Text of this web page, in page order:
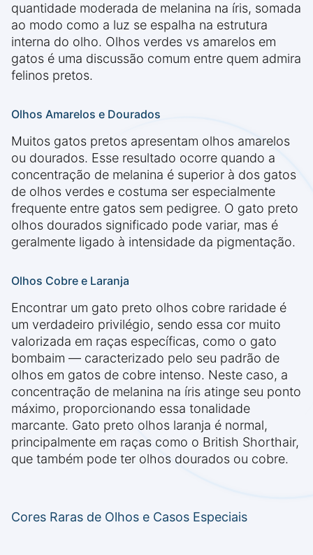
quantidade moderada de melanina na íris, somada
ao modo como a luz se espalha na estrutura
interna do olho. Olhos verdes vs amarelos em
gatos é uma discussão comum entre quem admira
felinos pretos.
Olhos Amarelos e Dourados
Muitos gatos pretos apresentam olhos amarelos
ou dourados. Esse resultado ocorre quando a
concentração de melanina é superior à dos gatos
de olhos verdes e costuma ser especialmente
frequente entre gatos sem pedigree. O gato preto
olhos dourados significado pode variar, mas é
geralmente ligado à intensidade da pigmentação.
Olhos Cobre e Laranja
Encontrar um gato preto olhos cobre raridade é
um verdadeiro privilégio, sendo essa cor muito
valorizada em raças específicas, como o gato
bombaim — caracterizado pelo seu padrão de
olhos em gatos de cobre intenso. Neste caso, a
concentração de melanina na íris atinge seu ponto
máximo, proporcionando essa tonalidade
marcante. Gato preto olhos laranja é normal,
principalmente em raças como o British Shorthair,
que também pode ter olhos dourados ou cobre.
Cores Raras de Olhos e Casos Especiais